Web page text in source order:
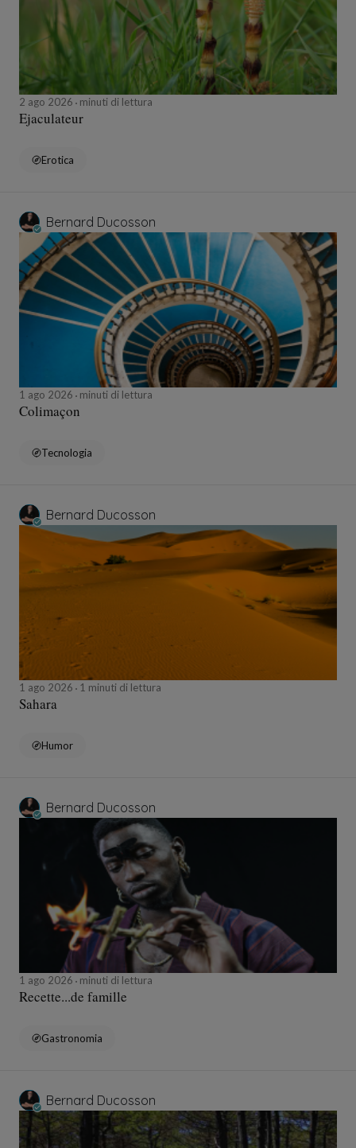
2 ago 2026 minuti di lettura
Ejaculateur
Erotica
Bernard Ducosson
1 ago 2026 minuti di lettura
Colimaçon
Tecnologia
Bernard Ducosson
1 ago 2026 1 minuti di lettura
Sahara
Humor
Bernard Ducosson
1 ago 2026 minuti di lettura
Recette...de famille
Gastronomia
Bernard Ducosson